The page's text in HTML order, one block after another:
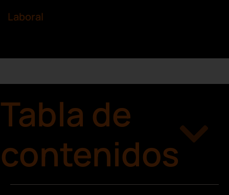
Laboral
Tabla de
contenidos